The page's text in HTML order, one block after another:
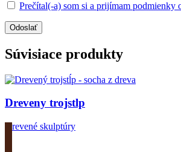
Prečítal(-a) som si a prijímam podmienky
Súvisiace produkty
Dreveny trojstlp
Drevené skulptúry